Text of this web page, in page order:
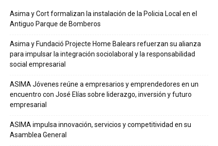
Asima y Cort formalizan la instalación de la Policia Local en el
Antiguo Parque de Bomberos
Asima y Fundació Projecte Home Balears refuerzan su alianza
para impulsar la integración sociolaboral y la responsabilidad
social empresarial
ASIMA Jóvenes reúne a empresarios y emprendedores en un
encuentro con José Elías sobre liderazgo, inversión y futuro
empresarial
ASIMA impulsa innovación, servicios y competitividad en su
Asamblea General